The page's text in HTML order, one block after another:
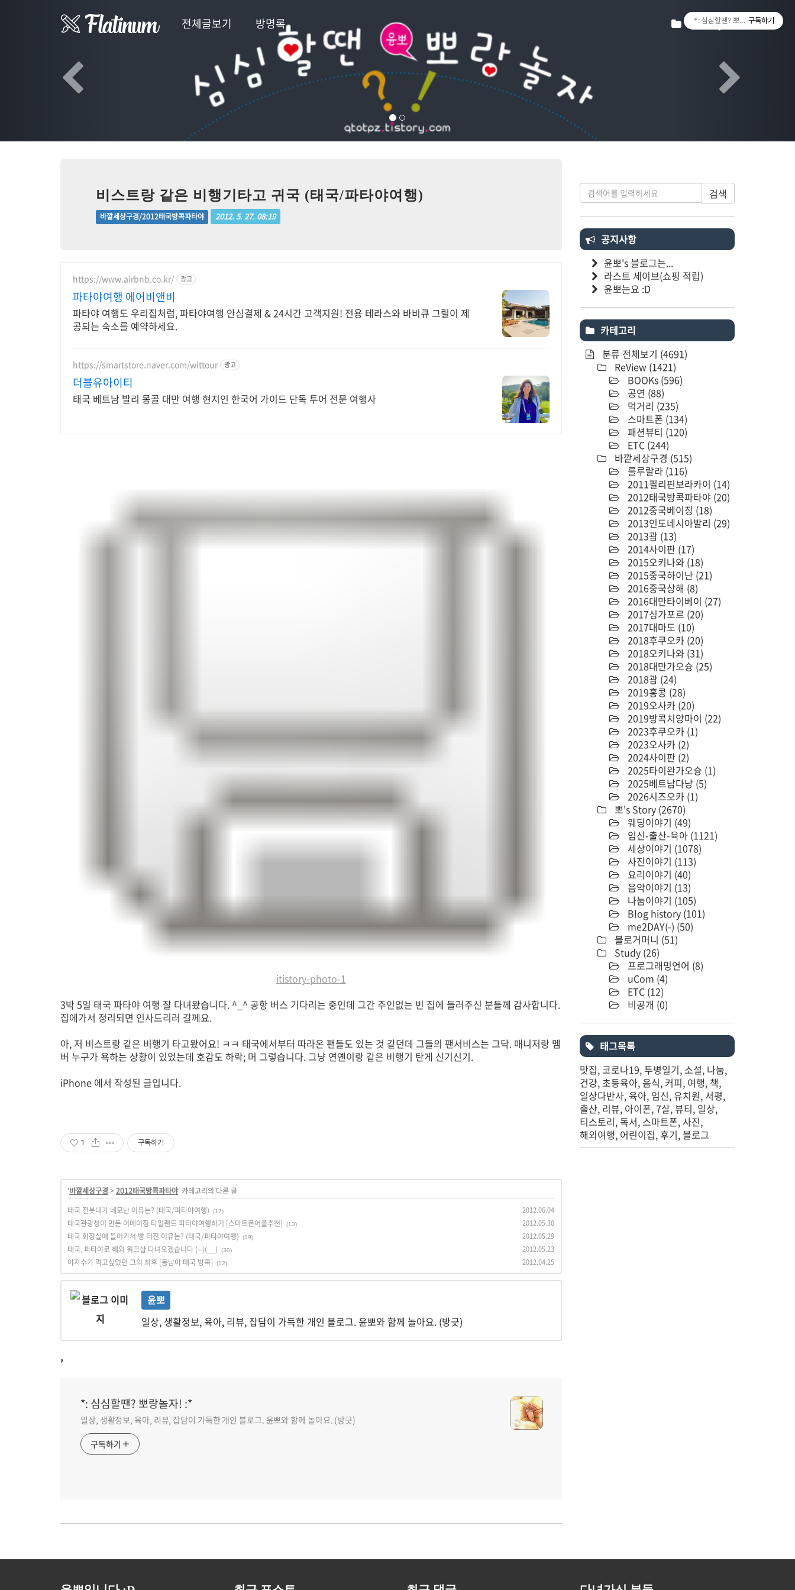
전체글보기 방명록 Tistory
Next
비스트랑 같은 비행기타고 귀국 (태국/파타야여행)
바깥세상구경/2012태국방콕파타야 2012. 5. 27. 08:19
https://www.airbnb.co.kr/ 광고
파타야여행 에어비앤비
파타야 여행도 우리집처럼, 파타야여행 안심결제 & 24시간 고객지원! 전용 테라스와 바비큐 그릴이 제
공되는 숙소를 예약하세요.
https://smartstore.naver.com/wittour 광고
더블유아이티
태국 베트남 발리 몽골 대만 여행 현지인 한국어 가이드 단독 투어 전문 여행사
itistory-photo-1
3박 5일 태국 파타야 여행 잘 다녀왔습니다. ^_^ 공항 버스 기다리는 중인데 그간 주인없는 빈 집에 들러주신 분들께 감사합니다.
집에가서 정리되면 인사드리러 갈께요.
아, 저 비스트랑 같은 비행기 타고왔어요! ㅋㅋ 태국에서부터 따라온 팬들도 있는 것 같던데 그들의 팬서비스는 그닥. 매니저랑 멤
버 누구가 욕하는 상황이 있었는데 호감도 하락; 머 그렇습니다. 그냥 연옌이랑 같은 비행기 탄게 신기신기.
iPhone 에서 작성된 글입니다.
1 구독하기
'바깥세상구경 > 2012태국방콕파타야' 카테고리의 다른 글
태국 전봇대가 네모난 이유는? (태국/파타야여행)
(17) 2012.06.04
태국관광청이 만든 어메이징 타일랜드 파타야여행하기 [스마트폰어플추천] (13) 2012.05.30
태국 화장실에 들어가서 빵 터진 이유는? (태국/파타야여행) (19) 2012.05.29
태국, 파타야로 해외 워크샵 다녀오겠습니다 (--)(__) (30) 2012.05.23
야자수가 먹고싶었던 그의 최후 [동남아 태국 방콕] (12) 2012.04.25
윤뽀
일상, 생활정보, 육아, 리뷰, 잡담이 가득한 개인 블로그. 윤뽀와 함께 놀아요. (방긋)
,
*: 심심할땐? 뽀랑놀자! :*
일상, 생활정보, 육아, 리뷰, 잡담이 가득한 개인 블로그. 윤뽀와 함께 놀아요. (방긋)
구독하기
검색
공지사항
윤뽀's 블로그는...
라스트 세이브(쇼핑 적립)
윤뽀는요 :D
카테고리
분류 전체보기 (4691)
ReView (1421)
BOOKs (596)
공연 (88)
먹거리 (235)
스마트폰 (134)
패션뷰티 (120)
ETC (244)
바깥세상구경 (515)
룰루랄라 (116)
2011필리핀보라카이 (14)
2012태국방콕파타야 (20)
2012중국베이징 (18)
2013인도네시아발리 (29)
2013괌 (13)
2014사이판 (17)
2015오키나와 (18)
2015중국하이난 (21)
2016중국상해 (8)
2016대만타이베이 (27)
2017싱가포르 (20)
2017대마도 (10)
2018후쿠오카 (20)
2018오키나와 (31)
2018대만가오슝 (25)
2018괌 (24)
2019홍콩 (28)
2019오사카 (20)
2019방콕치앙마이 (22)
2023후쿠오카 (1)
2023오사카 (2)
2024사이판 (2)
2025타이완가오슝 (1)
2025베트남다낭 (5)
2026시즈오카 (1)
뽀's Story (2670)
웨딩이야기 (49)
임신-출산-육아 (1121)
세상이야기 (1078)
사진이야기 (113)
요리이야기 (40)
음악이야기 (13)
나눔이야기 (105)
Blog history (101)
me2DAY(-) (50)
블로거머니 (51)
Study (26)
프로그래밍언어 (8)
uCom (4)
ETC (12)
비공개 (0)
태그목록
맛집 코로나19 투병일기 소설 나눔
건강 초등육아 음식 커피 여행 책
일상다반사 육아 임신 유치원 서평
출산 리뷰 아이폰 7살 뷰티 일상
티스토리 독서 스마트폰 사진
해외여행 어린이집 후기 블로그
*: 심심할땐? 뽀랑놀자! :*
구독하기